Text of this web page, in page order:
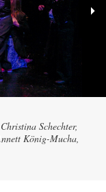
Schechter,
König-Mucha,